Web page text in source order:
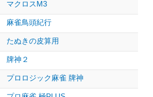
マクロスM3
麻雀鳥頭紀行
たぬきの皮算用
牌神２
プロロジック麻雀 牌神